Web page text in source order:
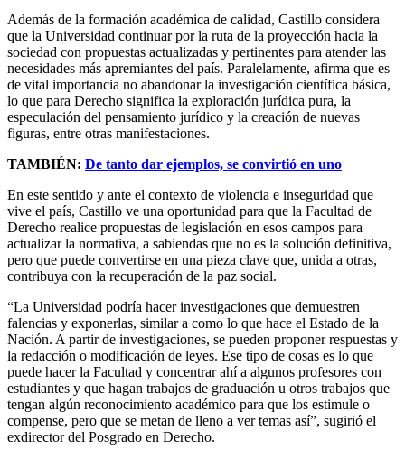
Además de la formación académica de calidad, Castillo considera
que la Universidad continuar por la ruta de la proyección hacia la
sociedad con propuestas actualizadas y pertinentes para atender las
necesidades más apremiantes del país. Paralelamente, afirma que es
de vital importancia no abandonar la investigación científica básica,
lo que para Derecho significa la exploración jurídica pura, la
especulación del pensamiento jurídico y la creación de nuevas
figuras, entre otras manifestaciones.
TAMBIÉN: De tanto dar ejemplos, se convirtió en uno
En este sentido y ante el contexto de violencia e inseguridad que
vive el país, Castillo ve una oportunidad para que la Facultad de
Derecho realice propuestas de legislación en esos campos para
actualizar la normativa, a sabiendas que no es la solución definitiva,
pero que puede convertirse en una pieza clave que, unida a otras,
contribuya con la recuperación de la paz social.
“La Universidad podría hacer investigaciones que demuestren
falencias y exponerlas, similar a como lo que hace el Estado de la
Nación. A partir de investigaciones, se pueden proponer respuestas y
la redacción o modificación de leyes. Ese tipo de cosas es lo que
puede hacer la Facultad y concentrar ahí a algunos profesores con
estudiantes y que hagan trabajos de graduación u otros trabajos que
tengan algún reconocimiento académico para que los estimule o
compense, pero que se metan de lleno a ver temas así”, sugirió el
exdirector del Posgrado en Derecho.